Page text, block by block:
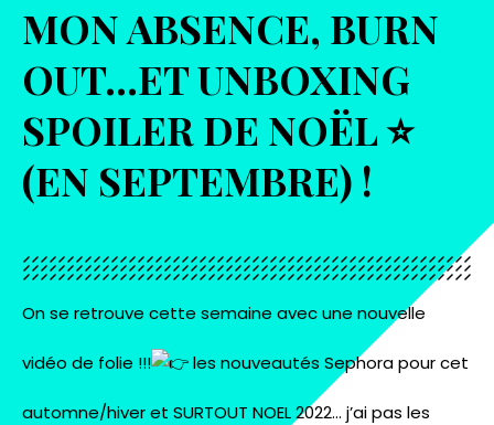
MON ABSENCE, BURN
OUT…ET UNBOXING
SPOILER DE NOËL ⭐️
(EN SEPTEMBRE) !
On se retrouve cette semaine avec une nouvelle
vidéo de folie !!! les nouveautés Sephora pour cet
automne/hiver et SURTOUT NOEL 2022… j’ai pas les